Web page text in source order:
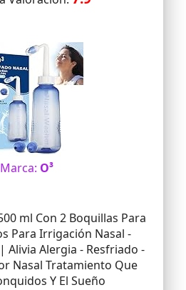
Marca: O³
ml Con 2 Boquillas Para
Para Irrigación Nasal -
Alivia Alergia - Resfriado -
Nasal Tratamiento Que
Y El Sueño